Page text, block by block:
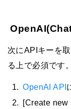
次にAPIキーを
る上で必須です。
OpenAI API
[Create new